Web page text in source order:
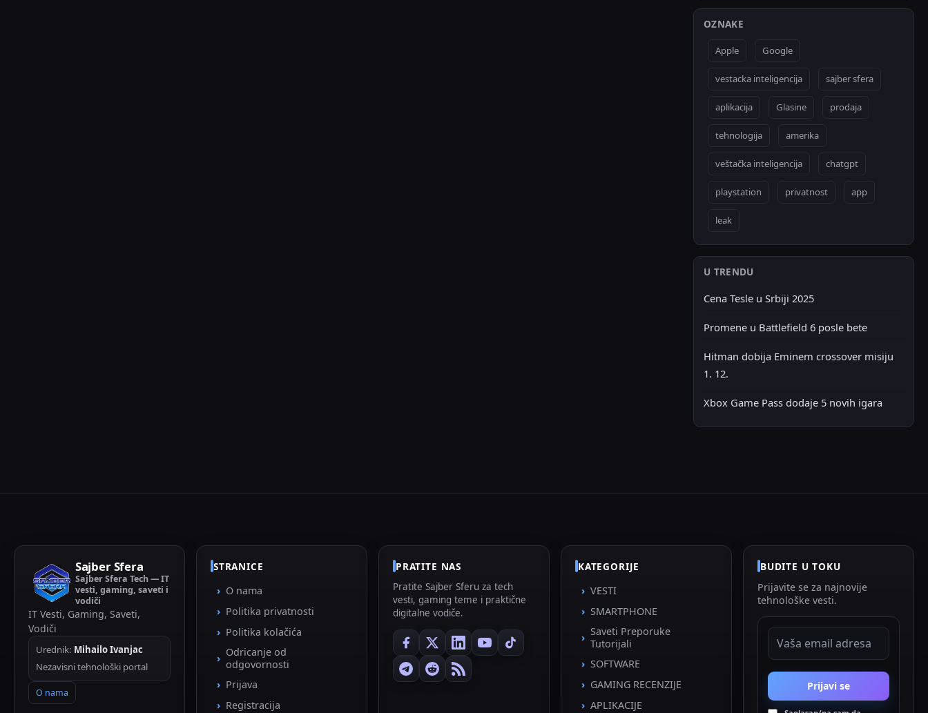
OZNAKE
Apple Google
vestacka inteligencija sajber sfera
aplikacija Glasine prodaja
tehnologija amerika
veštačka inteligencija chatgpt
playstation privatnost app
leak
U TRENDU
Cena Tesle u Srbiji 2025
Promene u Battlefield 6 posle bete
Hitman dobija Eminem crossover misiju
1. 12.
Xbox Game Pass dodaje 5 novih igara
Sajber Sfera
Sajber Sfera Tech — IT
vesti, gaming, saveti i
vodiči
IT Vesti, Gaming, Saveti,
Vodiči
Urednik: Mihailo Ivanjac
Nezavisni tehnološki portal
O nama
STRANICE
O nama
Politika privatnosti
Politika kolačića
Odricanje od
odgovornosti
Prijava
Registracija
PRATITE NAS
Pratite Sajber Sferu za tech
vesti, gaming teme i praktične
digitalne vodiče.
KATEGORIJE
VESTI
SMARTPHONE
Saveti Preporuke
Tutorijali
SOFTWARE
GAMING RECENZIJE
APLIKACIJE
BUDITE U TOKU
Prijavite se za najnovije
tehnološke vesti.
EMAIL ADRESA
Prijavi se